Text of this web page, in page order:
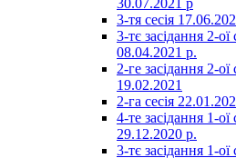
30.07.2021 р
3-тя сесія
3-тє засідання 2-ої
08.04.2021 р.
2-ге засідання 2-ої
19.02.2021
2-га сесія
4-те засідання 1-ої
29.12.2020 р.
3-тє засідання 1-ої